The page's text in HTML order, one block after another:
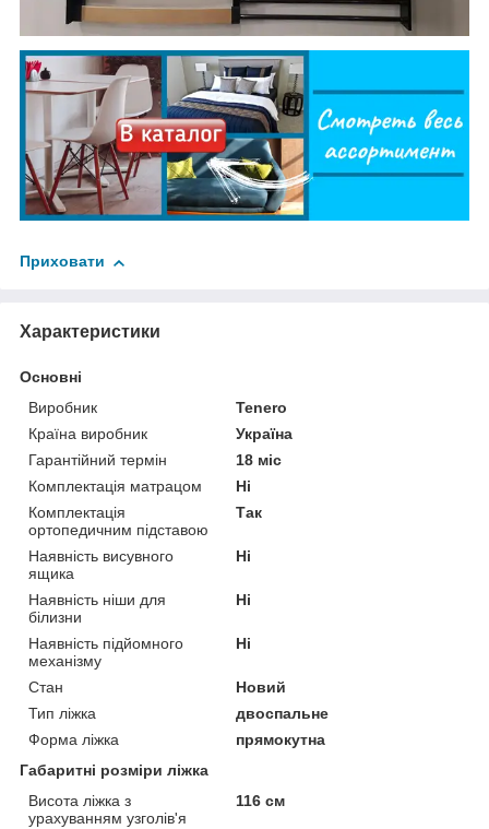
Приховати
Характеристики
Основні
Виробник
Tenero
Країна виробник
Україна
Гарантійний термін
18 міс
Комплектація матрацом
Ні
Комплектація
ортопедичним підставою
Так
Наявність висувного
ящика
Ні
Наявність ніши для
білизни
Ні
Наявність підйомного
механізму
Ні
Стан
Новий
Тип ліжка
двоспальне
Форма ліжка
прямокутна
Габаритні розміри ліжка
Висота ліжка з
урахуванням узголів'я
116 см